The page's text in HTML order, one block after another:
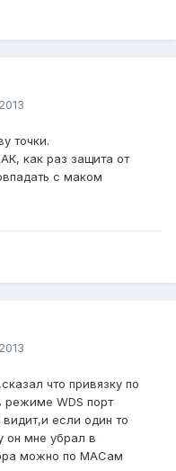
точки.
как раз защита от
с маком
что привязку по
режиме WDS порт
если один то
он мне убрал в
можно по MACам